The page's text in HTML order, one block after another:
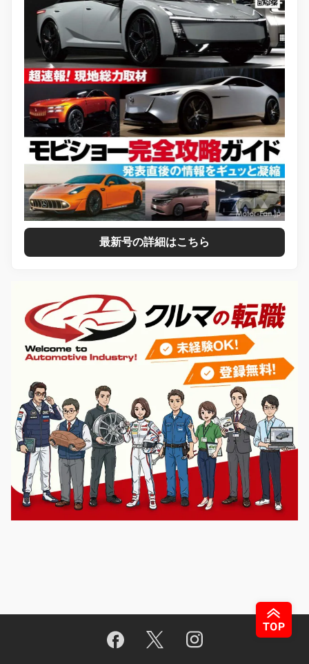
最新号の詳細はこちら